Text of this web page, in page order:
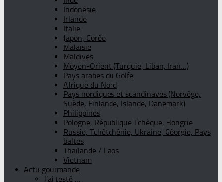
Indonésie
Irlande
Italie
Japon, Corée
Malaisie
Maldives
Moyen-Orient (Turquie, Liban, Iran…)
Pays arabes du Golfe
Afrique du Nord
Pays nordiques et scandinaves (Norvège,
Suède, Finlande, Islande, Danemark)
Philippines
Pologne, République Tchèque, Hongrie
Russie, Tchétchénie, Ukraine, Géorgie, Pays
baltes
Thaïlande / Laos
Vietnam
Actu gourmande
J’ai testé …